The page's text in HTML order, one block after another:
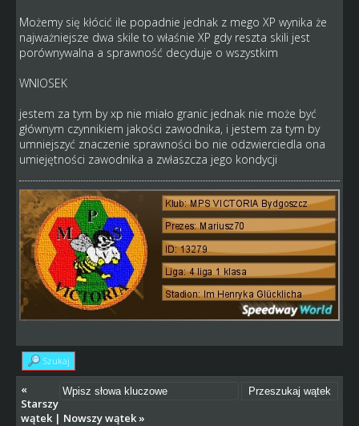
Możemy się kłócić ile popadnie jednak z mego XP wynika że
najważniejsze dwa skile to właśnie XP gdy reszta skili jest
porównywalna a sprawność decyduje o wszystkim
WNIOSEK
jestem za tym by xp nie miało granic jednak nie może być
głównym czynnikiem jakości zawodnika, i jestem za tym by
umniejszyć znaczenie sprawności bo nie odzwierciedla ona
umiejętności zawodnika a zwłaszcza jego kondycji
Szukaj
«
Starszy
wątek| Nowszy wątek»